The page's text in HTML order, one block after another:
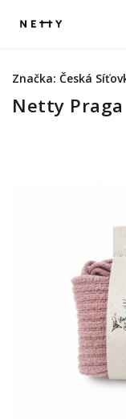
Netty
Značka: Česká